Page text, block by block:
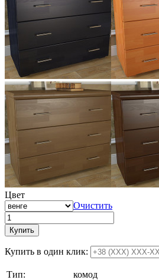
Цвет
Очистить
Купить
Купить в один клик:
Тип:
комод